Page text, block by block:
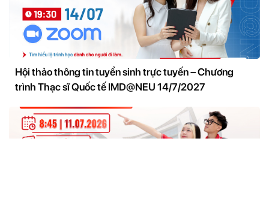
Hội thảo thông tin tuyển sinh trực tuyến – Chương
trình Thạc sĩ Quốc tế IMD@NEU 14/7/2027